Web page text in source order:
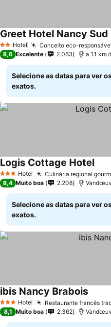
2 Estrelas
Hotel Conceito eco-
Greet Hotel Nancy Sud
8,6 Excelente 2.063 a 1.1 km
Selecione as datas para ver
exatos.
3 EstrelasHotel Culinária regional
Logis Cottage Hotel
8,4 Muito boa 2.208
Selecione as datas para ver
exatos.
3 EstrelasHotel Restaurante francês
ibis Nancy Brabois
8,1 Muito boa 2.362